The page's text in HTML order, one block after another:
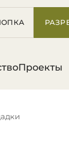
Проекты